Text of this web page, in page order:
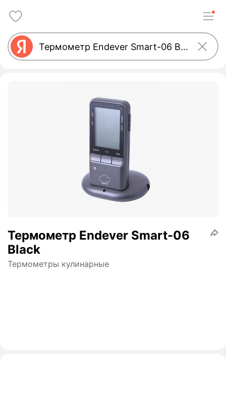
Термометр Endever Smart-06
Black
Термометры кулинарные